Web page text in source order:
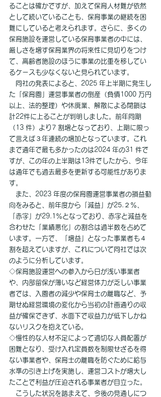
ることは確かですが、加えて保育人材難が依然
として続いていることも、保育事業の継続を困
難にしていると考えられます。さらに、多くの
保育施設を運営している保育事業者の中には、
厳しさを増す保育業界の将来性に見切りをつけ
て、高齢者施設のほうに事業の比重を移してい
るケースも少なくないと見られています。
同社の発表によると、2025 年上半期に発生し
た「保育園」運営事業者の倒産（負債1000 万円
以上、法的整理）や休廃業、解散による閉鎖は
計22件に上ることが判明しました。前年同期
（13 件）より7 割増となっており、上期に限っ
て言えば３年連続の増加となっています。これ
まで通年で最も多かったのは2024 年の31 件で
すが、この年の上半期は13件でしたから、今年
は通年でも過去最多を更新する可能性がありま
す。
また、2023 年度の保育園運営事業者の損益動
向をみると、前年度から「減益」が25.２％、
「赤字」が29.1％となっており、赤字と減益を
合わせた「業績悪化」の割合は過半数を占めて
います。一方で、「増益」となった事業者も４
割を超えていますが、これについて同社では次
のように分析しています。
◇保育施設運営への参入から日が浅い事業者
や、内部留保が薄いなど経営体力が乏しい事業
者では、入園者の減少や保育士の離職など、予
期せぬ経営環境の変化から当初の計画通りの収
益が確保できず、水面下で収益力が低下しかね
ないリスクを抱えている。
◇慢性的な人材不足によって適切な人員配置が
困難となり、受け入れ定員数を制限せざるを得
ない事業者や、保育士の離職を防ぐために給与
水準の引き上げを実施し、運営コストが増大し
たことで利益が圧迫される事業者が目立った。
こうした状況を踏まえて、今後の見通しにつ